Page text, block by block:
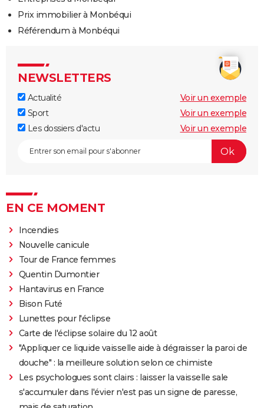
Prix immobilier à Monbéqui
Référendum à Monbéqui
NEWSLETTERS
Actualité
Voir un exemple
Sport
Voir un exemple
Les dossiers d'actu
Voir un exemple
EN CE MOMENT
Incendies
Nouvelle canicule
Tour de France femmes
Quentin Dumontier
Hantavirus en France
Bison Futé
Lunettes pour l'éclipse
Carte de l'éclipse solaire du 12 août
"Appliquer ce liquide vaisselle aide à dégraisser la paroi de
douche" : la meilleure solution selon ce chimiste
Les psychologues sont clairs : laisser la vaisselle sale
s'accumuler dans l'évier n'est pas un signe de paresse,